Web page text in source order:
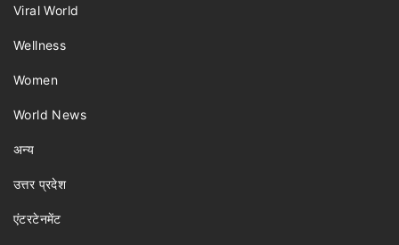
Viral World
Wellness
Women
World News
अन्य
उत्तर प्रदेश
एंटरटेनमेंट